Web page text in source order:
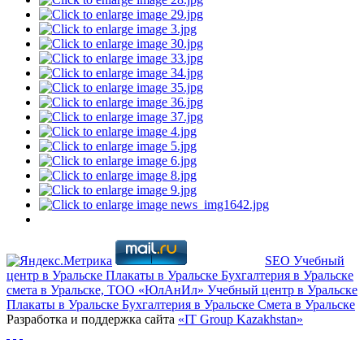
SEO Учебный
центр в Уральске Плакаты в Уральске Бухгалтерия в Уральске
смета в Уральске, ТОО «ЮлАнИл» Учебный центр в Уральске
Плакаты в Уральске Бухгалтерия в Уральске Cмета в Уральске
Разработка и поддержка сайта «IT Group Kazakhstan»